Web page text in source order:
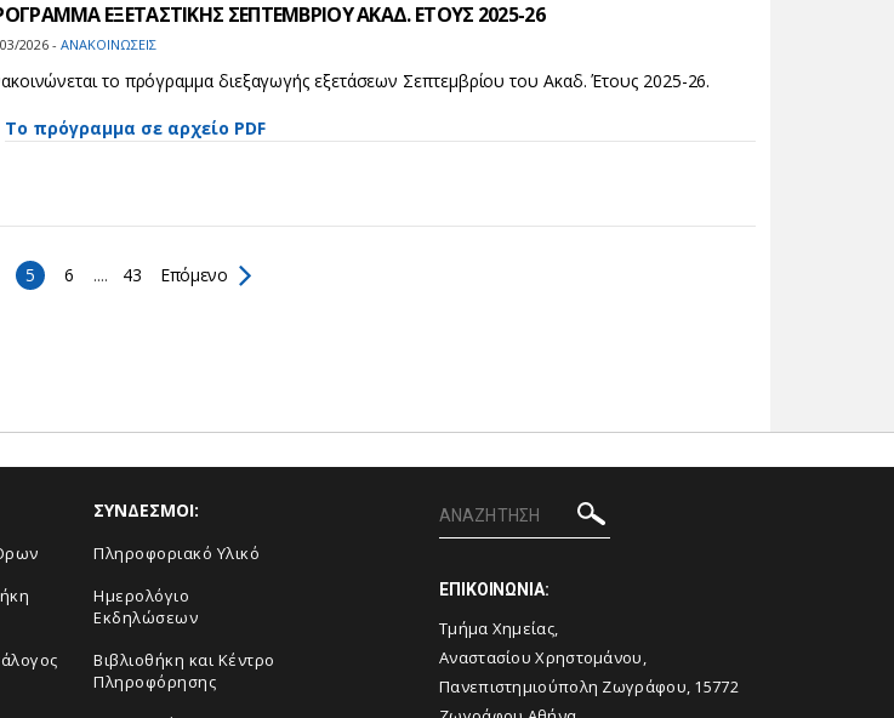
ΕΞΕΤΑΣΤΙΚΗΣ ΣΕΠΤΕΜΒΡΙΟΥ ΑΚΑΔ. ΕΤΟΥΣ 2025-26
2026 - ΑΝΑΚΟΙΝΩΣΕΙΣ
το πρόγραμμα διεξαγωγής εξετάσεων Σεπτεμβρίου του Ακαδ. Έτους 2025-26.
Το πρόγραμμα σε αρχείο PDF
5 6 .... 43 Επόμενο
ΣΥΝΔΕΣΜΟΙ:
Πληροφοριακό Υλικό
Ημερολόγιο
Εκδηλώσεων
Βιβλιοθήκη και Κέντρο
Πληροφόρησης
ΕΠΙΚΟΙΝΩΝΙΑ:
Τμήμα Χημείας,
Αναστασίου Χρηστομάνου,
Πανεπιστημιούπολη Ζωγράφου, 15772